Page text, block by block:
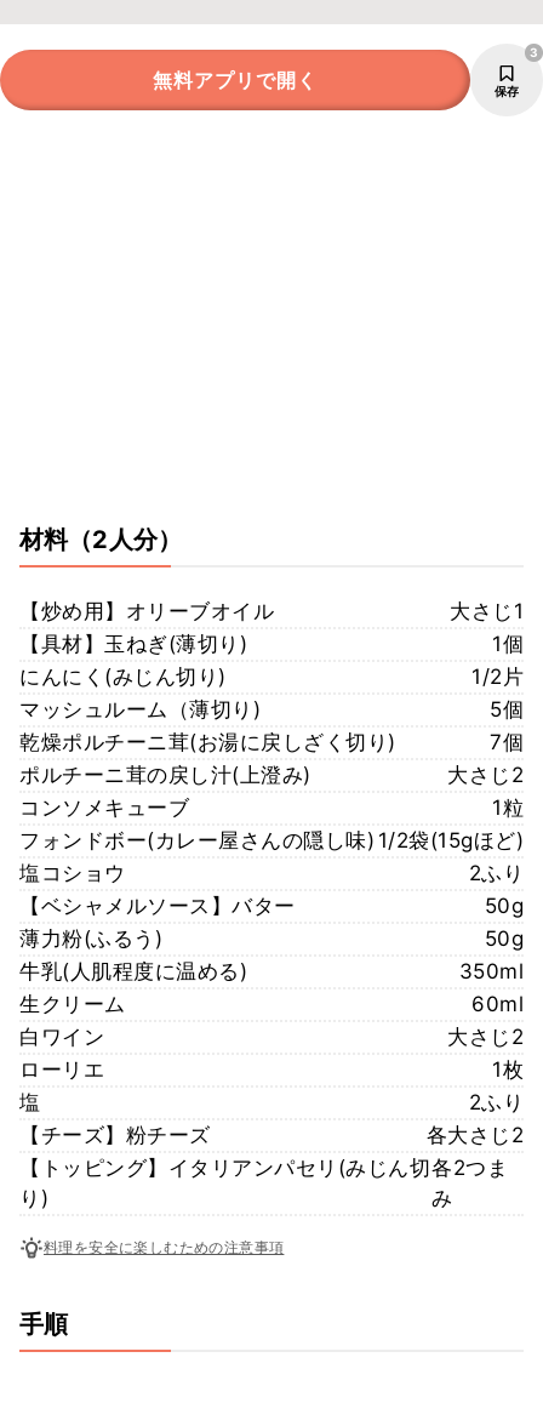
無料アプリで開く 保存
3
材料（2人分）
【炒め用】オリーブオイル
大さじ1
【具材】玉ねぎ(薄切り)
1個
にんにく(みじん切り)
1/2片
マッシュルーム（薄切り)
5個
乾燥ポルチーニ茸(お湯に戻しざく切り)
7個
ポルチーニ茸の戻し汁(上澄み)
大さじ2
コンソメキューブ
1粒
フォンドボー(カレー屋さんの隠し味) 1/2袋(15gほど)
塩コショウ
2ふり
【ベシャメルソース】バター
50g
薄力粉(ふるう)
50g
牛乳(人肌程度に温める)
350ml
生クリーム
60ml
白ワイン
大さじ2
ローリエ
1枚
塩
2ふり
【チーズ】粉チーズ
各大さじ2
【トッピング】イタリアンパセリ(みじん切
り)
各2つま
み
料理を安全に楽しむための注意事項
手順